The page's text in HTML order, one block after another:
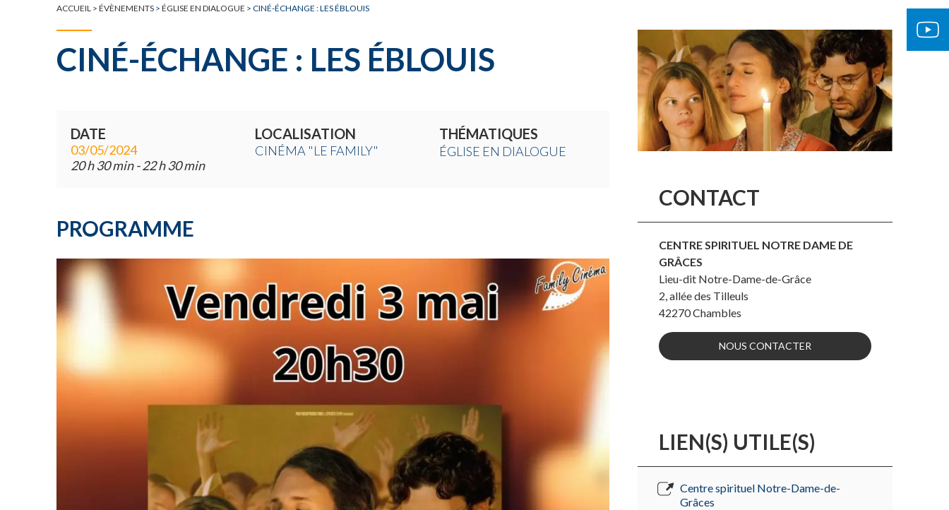
ACCUEIL > ÉVÈNEMENTS > ÉGLISE EN DIALOGUE > CINÉ-ÉCHANGE : LES ÉBLOUIS
CINÉ-ÉCHANGE : LES ÉBLOUIS
DATE
03/05/2024
20 h 30 min - 22 h 30 min
LOCALISATION
CINÉMA "LE FAMILY"
THÉMATIQUES
ÉGLISE EN DIALOGUE
PROGRAMME
CONTACT
CENTRE SPIRITUEL NOTRE DAME DE
GRÂCES
Lieu-dit Notre-Dame-de-Grâce
2, allée des Tilleuls
42270Chambles
NOUS CONTACTER
LIEN(S) UTILE(S)
Centre spirituel Notre-Dame-de-
Grâces